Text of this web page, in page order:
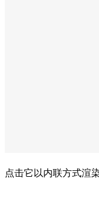
点击它以内联方式渲